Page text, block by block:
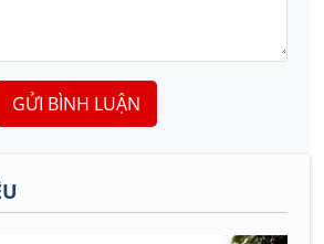
GỬI BÌNH LUẬN